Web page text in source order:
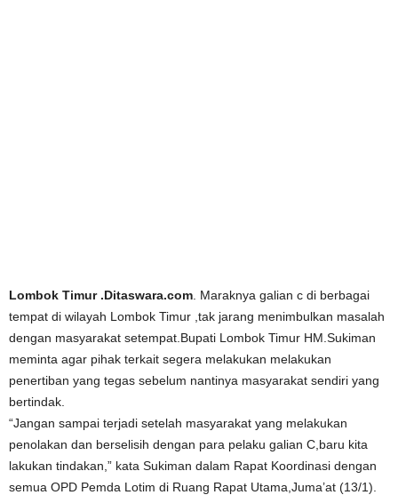
Lombok Timur .Ditaswara.com . Maraknya galian c di berbagai
tempat di wilayah Lombok Timur ,tak jarang menimbulkan masalah
dengan masyarakat setempat.Bupati Lombok Timur HM.Sukiman
meminta agar pihak terkait segera melakukan melakukan
penertiban yang tegas sebelum nantinya masyarakat sendiri yang
bertindak.
“Jangan sampai terjadi setelah masyarakat yang melakukan
penolakan dan berselisih dengan para pelaku galian C,baru kita
lakukan tindakan,” kata Sukiman dalam Rapat Koordinasi dengan
semua OPD Pemda Lotim di Ruang Rapat Utama,Juma’at (13/1).